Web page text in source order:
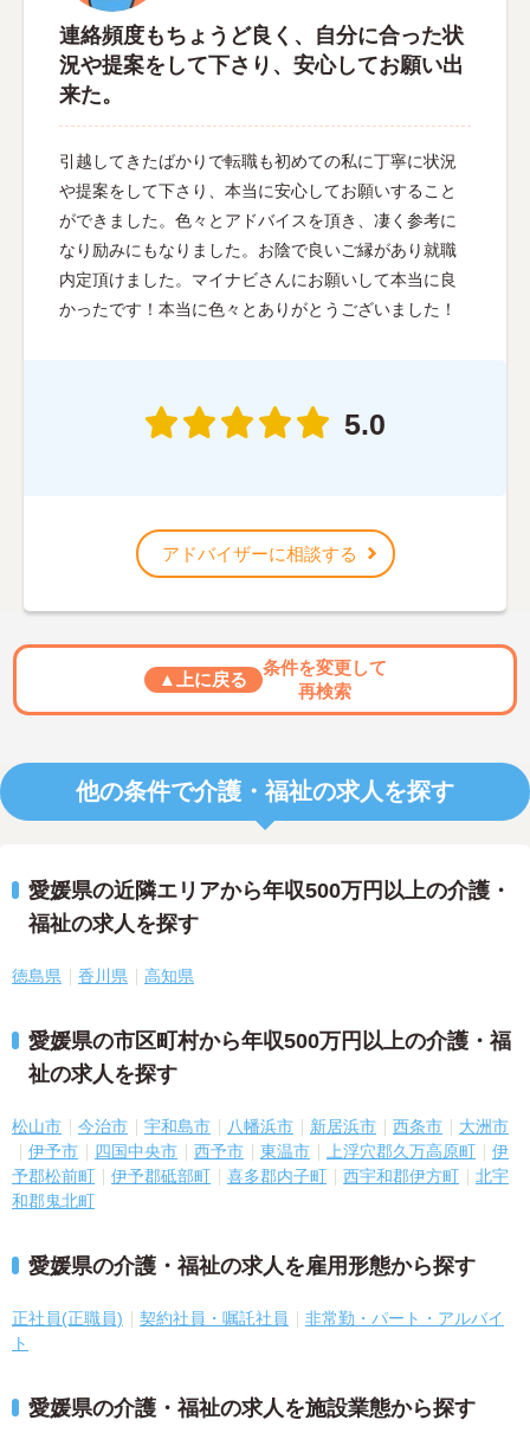
連絡頻度もちょうど良く、自分に合った状
況や提案をして下さり、安心してお願い出
来た。
引越してきたばかりで転職も初めての私に丁寧に状況
や提案をして下さり、本当に安心してお願いすること
ができました。色々とアドバイスを頂き、凄く参考に
なり励みにもなりました。お陰で良いご縁があり就職
内定頂けました。マイナビさんにお願いして本当に良
かったです！本当に色々とありがとうございました！
5.0
アドバイザーに相談する
▲上に戻る
条件を変更して
再検索
他の条件で介護・福祉の求人を探す
愛媛県の近隣エリアから年収500万円以上の介護・
福祉の求人を探す
徳島県 香川県 高知県
愛媛県の市区町村から年収500万円以上の介護・福
祉の求人を探す
松山市 今治市 宇和島市 八幡浜市 新居浜市 西条市
大洲市
伊予市
四国中央市 西予市 東温市 上浮穴郡久万高原町
伊
予郡松前町
伊予郡砥部町 喜多郡内子町 西宇和郡伊方町
北宇
和郡鬼北町
愛媛県の介護・福祉の求人を雇用形態から探す
正社員(正職員) 契約社員・嘱託社員
非常勤・パート・アルバイ
ト
愛媛県の介護・福祉の求人を施設業態から探す